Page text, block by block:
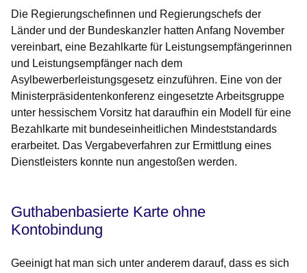
Die Regierungschefinnen und Regierungschefs der
Länder und der Bundeskanzler hatten Anfang November
vereinbart, eine Bezahlkarte für Leistungsempfängerinnen
und Leistungsempfänger nach dem
Asylbewerberleistungsgesetz einzuführen. Eine von der
Ministerpräsidentenkonferenz eingesetzte Arbeitsgruppe
unter hessischem Vorsitz hat daraufhin ein Modell für eine
Bezahlkarte mit bundeseinheitlichen Mindeststandards
erarbeitet. Das Vergabeverfahren zur Ermittlung eines
Dienstleisters konnte nun angestoßen werden.
Guthabenbasierte Karte ohne
Kontobindung
Geeinigt hat man sich unter anderem darauf, dass es sich